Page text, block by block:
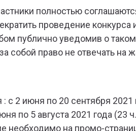
полностью
проведение
публично уведомив о
собой право не отвечать
с 2 июня по 20 сентября 2021
по 5 августа 2021 года
необходимо на промо-